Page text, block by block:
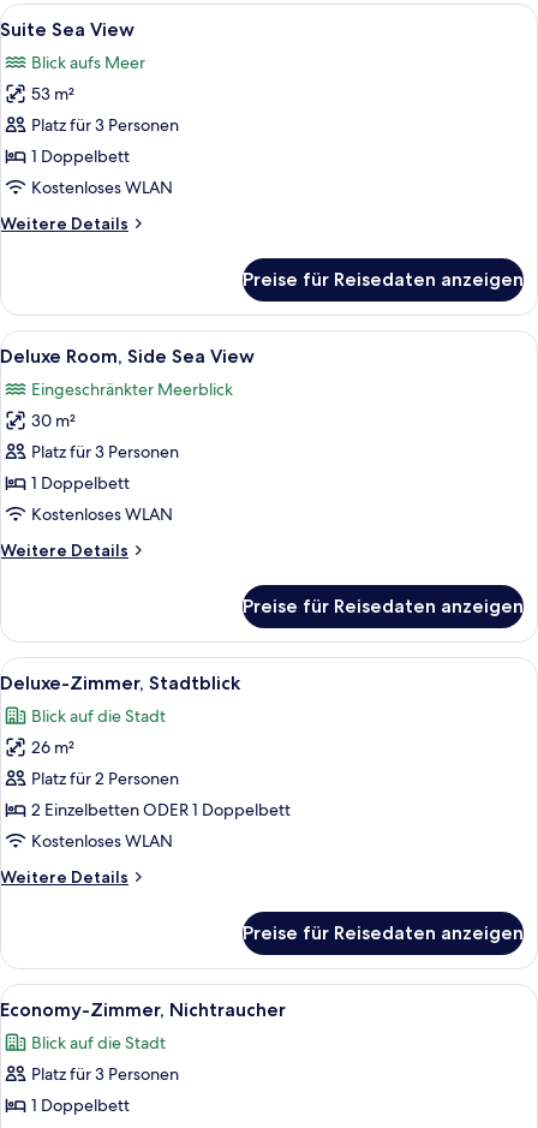
Alle
Fotos
für
Suite
Sea
View
anzeigen
Ein Hotelzimmer mit zwei Betten,
7
Suite Sea View
Blick aufs Meer
53 m²
Platz für 3 Personen
1 Doppelbett
Kostenloses WLAN
Weitere Details
Weitere
Sea
View
Preise für Reisedaten anzeigen
Alle
Fotos
für
Deluxe
Room,
Side
Sea
anzeigen
Ein Hotelzimmer mit einem großen
5
Deluxe Room, Side Sea View
Eingeschränkter Meerblick
30 m²
Platz für 3 Personen
1 Doppelbett
Kostenloses WLAN
Weitere Details
Weitere
Room,
Side
Sea
Preise für Reisedaten anzeigen
Alle
Fotos
für
Deluxe-
Zimmer,
Stadtblick
anzeigen
Ein Hotelzimmer mit einem großen
4
Deluxe-Zimmer, Stadtblick
Blick auf die Stadt
26 m²
Platz für 2 Personen
2 Einzelbetten ODER 1 Doppelbett
Kostenloses WLAN
Weitere Details
Weitere
Zimmer,
Stadtblick
Preise für Reisedaten anzeigen
Alle
Fotos
für
Economy-
Zimmer,
Ein Hotelzimmer mit zwei Betten,
4
Economy-Zimmer, Nichtraucher
Blick auf die Stadt
Platz für 3 Personen
1 Doppelbett